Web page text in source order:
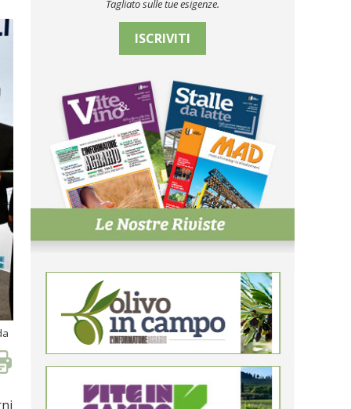
Tagliato sulle tue esigenze.
ISCRIVITI